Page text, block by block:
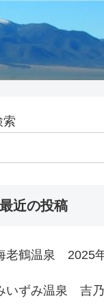
索
最近の投稿
老鶴温泉 2025
いずみ温泉 吉